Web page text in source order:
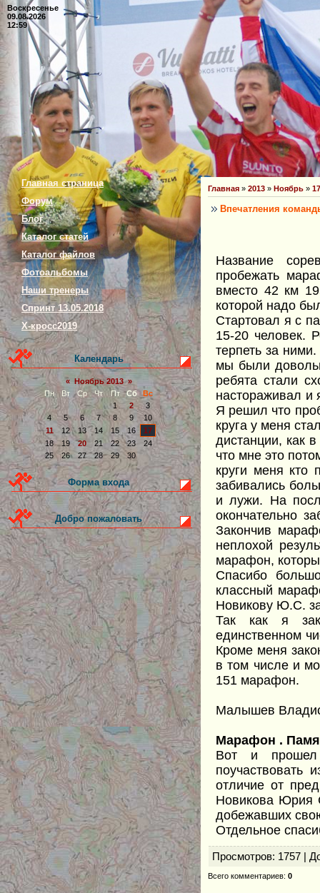
Воскресенье
09.08.2026
12:59
Главная страница
Форум
Блог
Каталог статей
Каталог файлов
Фотоальбомы
Наши тренеры
Спринт 13.05.2018
Х-кросс2019
Календарь
« Ноябрь 2013 »
Пн
Вт Ср Чт Пт Сб
Вс
1
2
3
4
5 6 7 8 9
10
11
12 13 14 15 16
17
18
19 20 21 22 23
24
25
26 27 28 29 30
Форма входа
Добро пожаловать
Главная » 2013 » Ноябрь » 17
Впечатления
Название
пробежать
вместо 42 км
которой надо
Стартовал я с
15-20 человек.
терпеть за
мы были
ребята стали
настораживал и
Я решил что
круга у меня
дистанции, как
что мне это
круги меня кто
забивались
и лужи. На
окончательно
Закончив
неплохой
марафон,
Спасибо
классный
Новикову Ю.С.
Так как я
единственном
Кроме меня
в том числе и
151 марафон.
Малышев
Марафон .
Вот и
поучаствовать
отличие от
Новикова Юрия
добежавших
Отдельное
Просмотров: 1757 |
Всего комментариев: 0